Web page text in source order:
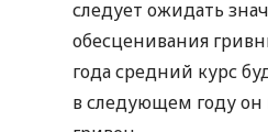
следует ожидать
обесценивания
года средний курс
в следующем году